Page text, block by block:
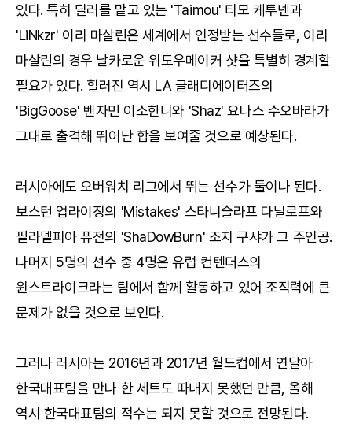
있다. 특히 딜러를 맡고 있는 'Taimou' 티모 케투넨과
'LiNkzr' 이리 마살린은 세계에서 인정받는 선수들로, 이리
마살린의 경우 날카로운 위도우메이커 샷을 특별히 경계할
필요가 있다. 힐러진 역시 LA 글래디에이터즈의
'BigGoose' 벤자민 이소한니와 'Shaz' 요나스 수오바라가
그대로 출격해 뛰어난 합을 보여줄 것으로 예상된다.
러시아에도 오버워치 리그에서 뛰는 선수가 둘이나 된다.
보스턴 업라이징의 'Mistakes' 스타니슬라프 다닐로프와
필라델피아 퓨전의 'ShaDowBurn' 조지 구샤가 그 주인공.
나머지 5명의 선수 중 4명은 유럽 컨텐더스의
윈스트라이크라는 팀에서 함께 활동하고 있어 조직력에 큰
문제가 없을 것으로 보인다.
그러나 러시아는 2016년과 2017년 월드컵에서 연달아
한국대표팀을 만나 한 세트도 따내지 못했던 만큼, 올해
역시 한국대표팀의 적수는 되지 못할 것으로 전망된다.